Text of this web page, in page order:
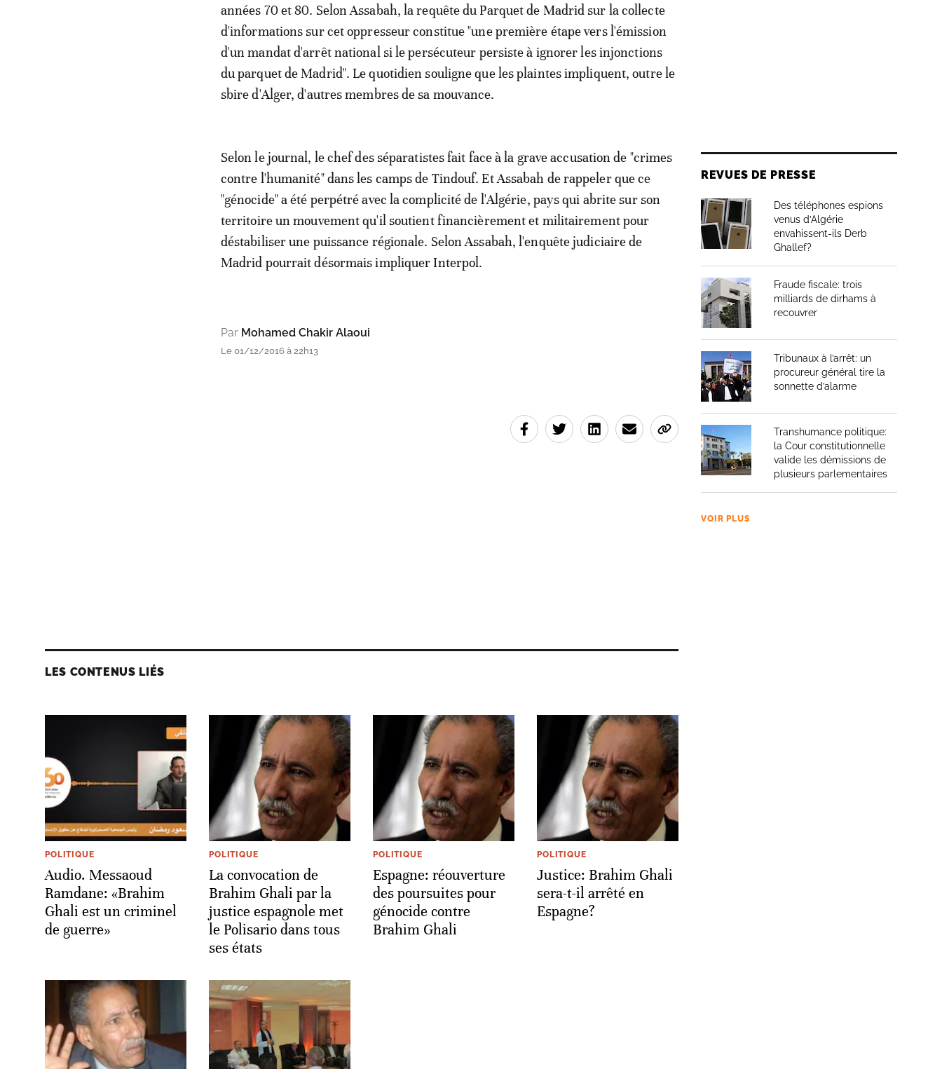
années 70 et 80. Selon Assabah, la requête du Parquet de Madrid sur la collecte
d'informations sur cet oppresseur constitue "une première étape vers l'émission
d'un mandat d'arrêt national si le persécuteur persiste à ignorer les injonctions
du parquet de Madrid". Le quotidien souligne que les plaintes impliquent, outre le
sbire d'Alger, d'autres membres de sa mouvance.
Selon le journal, le chef des séparatistes fait face à la grave accusation de "crimes
contre l'humanité" dans les camps de Tindouf. Et Assabah de rappeler que ce
"génocide" a été perpétré avec la complicité de l'Algérie, pays qui abrite sur son
territoire un mouvement qu'il soutient financièrement et militairement pour
déstabiliser une puissance régionale. Selon Assabah, l'enquête judiciaire de
Madrid pourrait désormais impliquer Interpol.
Par Mohamed Chakir Alaoui
Le 01/12/2016 à 22h13
LES CONTENUS LIÉS
POLITIQUE
Audio. Messaoud
Ramdane: «Brahim
Ghali est un criminel
de guerre»
POLITIQUE
La convocation de
Brahim Ghali par la
justice espagnole met
le Polisario dans tous
ses états
POLITIQUE
Espagne: réouverture
des poursuites pour
génocide contre
Brahim Ghali
POLITIQUE
Justice: Brahim Ghali
sera-t-il arrêté en
Espagne?
REVUES DE PRESSE
Des téléphones espions
venus d’Algérie
envahissent-ils Derb
Ghallef?
Fraude fiscale: trois
milliards de dirhams à
recouvrer
Tribunaux à l’arrêt: un
procureur général tire la
sonnette d’alarme
Transhumance politique:
la Cour constitutionnelle
valide les démissions de
plusieurs parlementaires
VOIR PLUS